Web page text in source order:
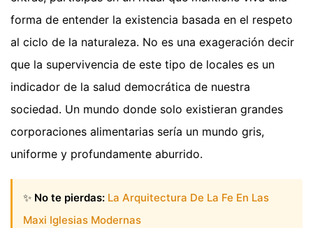
forma de entender la existencia basada en el respeto
al ciclo de la naturaleza. No es una exageración decir
que la supervivencia de este tipo de locales es un
indicador de la salud democrática de nuestra
sociedad. Un mundo donde solo existieran grandes
corporaciones alimentarias sería un mundo gris,
uniforme y profundamente aburrido.
✨ No te pierdas: La Arquitectura De La Fe En Las
Maxi Iglesias Modernas